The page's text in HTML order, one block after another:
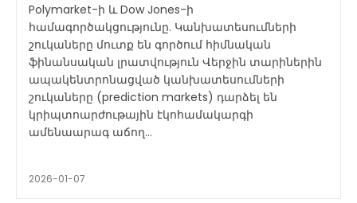
Polymarket-ի և Dow Jones-ի
համագործակցությունը. Կանխատեսումների
շուկաները մուտք են գործում հիմնական
ֆինանսական լրատվություն Վերջին տարիներին
ապակենտրոնացված կանխատեսումների
շուկաները (prediction markets) դարձել են
կրիպտոարժութային էկոհամակարգի
ամենաարագ աճող...
2026-01-07